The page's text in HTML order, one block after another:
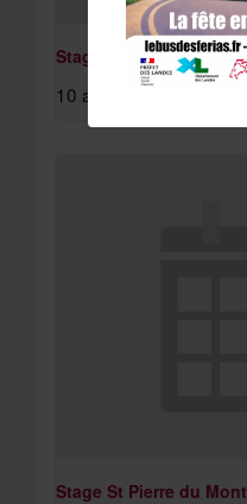
Stage St Paul Lès Dax
10 août à 8:15 am
Stage St Pierre du Mont